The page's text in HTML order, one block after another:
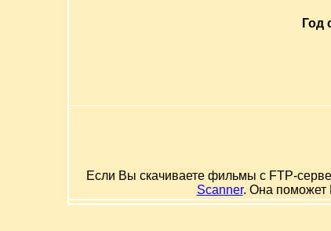
Год
Если Вы скачиваете фильмы с FTP-
Scanner. Она поможет